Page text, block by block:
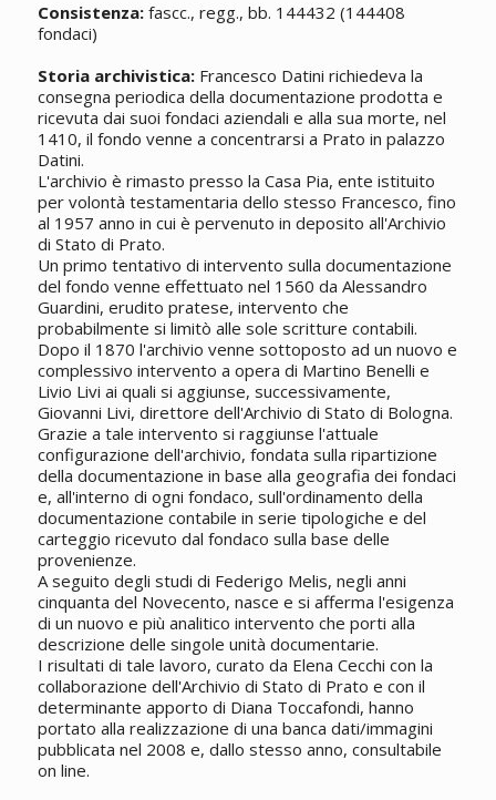
Consistenza:fascc., regg., bb. 144432 (144408
fondaci)
Storia archivistica:Francesco Datini richiedeva la
consegna periodica della documentazione prodotta e
ricevuta dai suoi fondaci aziendali e alla sua morte, nel
1410, il fondo venne a concentrarsi a Prato in palazzo
Datini.
L'archivio è rimasto presso la Casa Pia, ente istituito
per volontà testamentaria dello stesso Francesco, fino
al 1957 anno in cui è pervenuto in deposito all'Archivio
di Stato di Prato.
Un primo tentativo di intervento sulla documentazione
del fondo venne effettuato nel 1560 da Alessandro
Guardini, erudito pratese, intervento che
probabilmente si limitò alle sole scritture contabili.
Dopo il 1870 l'archivio venne sottoposto ad un nuovo e
complessivo intervento a opera di Martino Benelli e
Livio Livi ai quali si aggiunse, successivamente,
Giovanni Livi, direttore dell'Archivio di Stato di Bologna.
Grazie a tale intervento si raggiunse l'attuale
configurazione dell'archivio, fondata sulla ripartizione
della documentazione in base alla geografia dei fondaci
e, all'interno di ogni fondaco, sull'ordinamento della
documentazione contabile in serie tipologiche e del
carteggio ricevuto dal fondaco sulla base delle
provenienze.
A seguito degli studi di Federigo Melis, negli anni
cinquanta del Novecento, nasce e si afferma l'esigenza
di un nuovo e più analitico intervento che porti alla
descrizione delle singole unità documentarie.
I risultati di tale lavoro, curato da Elena Cecchi con la
collaborazione dell'Archivio di Stato di Prato e con il
determinante apporto di Diana Toccafondi, hanno
portato alla realizzazione di una banca dati/immagini
pubblicata nel 2008 e, dallo stesso anno, consultabile
on line.